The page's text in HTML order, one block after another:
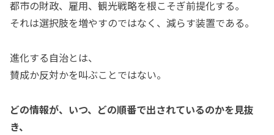
都市の財政、雇用、観光戦略を根こそぎ前提化する。
それは選択肢を増やすのではなく、減らす装置である。
進化する自治とは、
賛成か反対かを叫ぶことではない。
どの情報が、いつ、どの順番で出されているのかを見抜
き、